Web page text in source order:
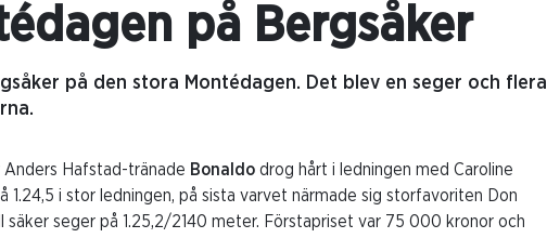
på Bergsåker
på den stora Montédagen. Det blev en seger och flera
Anders Hafstad-tränade Bonaldo drog hårt i ledningen med Caroline
1.24,5 i stor ledningen, på sista varvet närmade sig storfavoriten Don
säker seger på 1.25,2/2140 meter. Förstapriset var 75 000 kronor och